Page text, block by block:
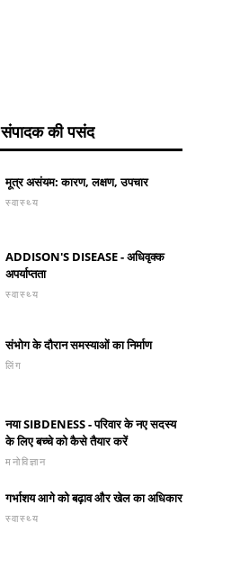
संपादक की पसंद
मूत्र असंयम: कारण, लक्षण, उपचार
स्वास्थ्य
ADDISON'S DISEASE - अधिवृक्क
अपर्याप्तता
स्वास्थ्य
संभोग के दौरान समस्याओं का निर्माण
लिंग
नया SIBDENESS - परिवार के नए सदस्य
के लिए बच्चे को कैसे तैयार करें
मनोविज्ञान
गर्भाशय आगे को बढ़ाव और खेल का अधिकार
स्वास्थ्य